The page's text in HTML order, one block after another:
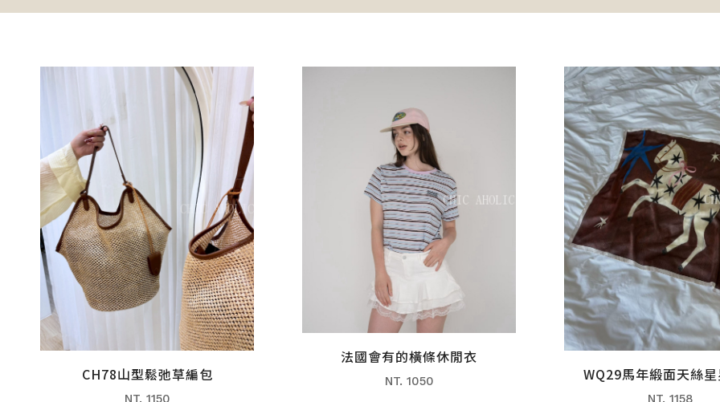
CH78山型鬆弛草編包
NT. 1150
法國會有的橫條休閒衣
NT. 1050 WQ29馬年緞面天絲
NT. 1158